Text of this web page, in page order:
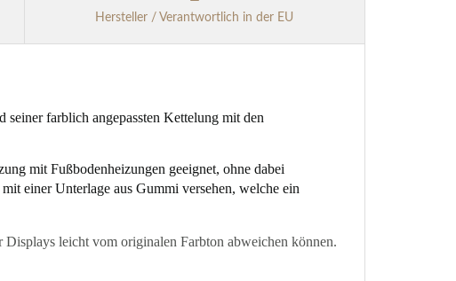
Hersteller / Verantwortlich in der EU
seiner farblich angepassten Kettelung mit den
mit Fußbodenheizungen geeignet, ohne dabei
einer Unterlage aus Gummi versehen, welche ein
leicht vom originalen Farbton abweichen können.